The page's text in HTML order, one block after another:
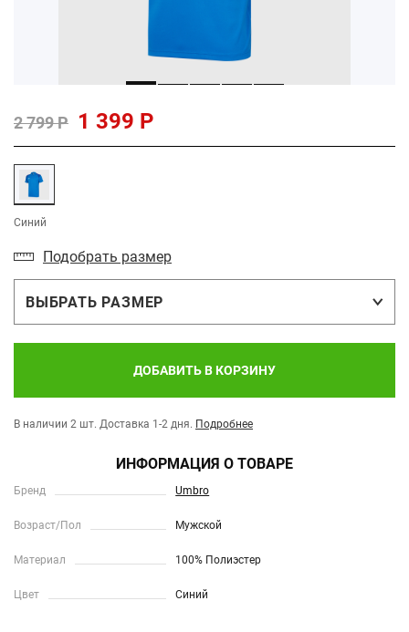
2 799 Р 1 399 Р
Синий
Подобрать размер
ВЫБРАТЬ РАЗМЕР
ДОБАВИТЬ В КОРЗИНУ
В наличии 2 шт. Доставка 1-2 дня. Подробнее
ИНФОРМАЦИЯ О ТОВАРЕ
Бренд Umbro
Возраст/Пол Мужской
Материал 100% Полиэстер
Цвет Синий